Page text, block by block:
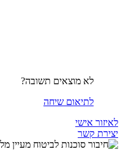
לא מוצאים תשובה?
לתיאום שיחה
לאיזור אישי
יצירת קשר